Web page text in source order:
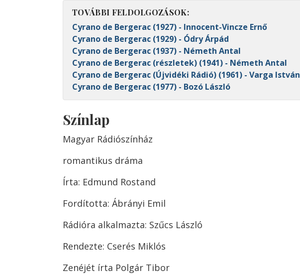
TOVÁBBI FELDOLGOZÁSOK:
Cyrano de Bergerac (1927) - Innocent-Vincze Ernő
Cyrano de Bergerac (1929) - Ódry Árpád
Cyrano de Bergerac (1937) - Németh Antal
Cyrano de Bergerac (részletek) (1941) - Németh Antal
Cyrano de Bergerac (Újvidéki Rádió) (1961) - Varga István
Cyrano de Bergerac (1977) - Bozó László
Színlap
Magyar Rádiószínház
romantikus dráma
Írta: Edmund Rostand
Fordította: Ábrányi Emil
Rádióra alkalmazta: Szűcs László
Rendezte: Cserés Miklós
Zenéjét írta Polgár Tibor